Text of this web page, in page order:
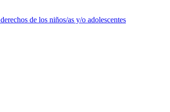
de los niños/as y/o adolescentes